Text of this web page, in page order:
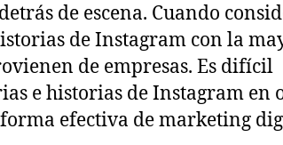
de escena. Cuando
de Instagram con la
de empresas. Es difícil
e historias de Instagram en
efectiva de marketing